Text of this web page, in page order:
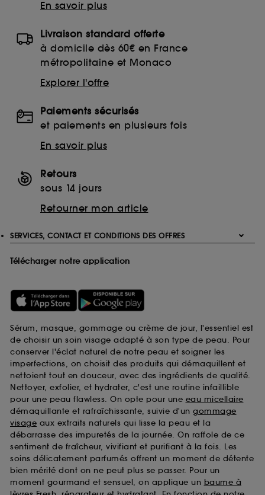
En savoir plus
Livraison standard offerte
à domicile dès 60€ en France
métropolitaine et Monaco
Explorer l'offre
Paiements sécurisés
et paiements en plusieurs fois
En savoir plus
Retours
sous 14 jours
Retourner mon article
SERVICES, CONTACT ET CONDITIONS DES OFFRES
Télécharger notre application
Sérum, masque, gommage ou crème de jour, l'essentiel est
de choisir un soin visage adapté à son type de peau. Pour
conserver l'éclat naturel de notre peau et soigner les
imperfections, on choisit des produits qui démaquillent et
nettoient tout en douceur, avec des ingrédients de qualité.
Nettoyer, exfolier, et hydrater, c'est une routine infaillible
pour une peau flawless. On opte pour une eau micellaire
démaquillante et rafraîchissante, suivie d'un gommage
visage aux extraits naturels qui lisse la peau et la
débarrasse des impuretés de la journée. On raffole de ce
sentiment de fraîcheur, vivifiant et purifiant à la fois. Les
soins délicatement parfumés offrent un moment de détente
bien mérité dont on ne peut plus se passer. Pour un
moment gourmand et sensuel, on applique un baume à